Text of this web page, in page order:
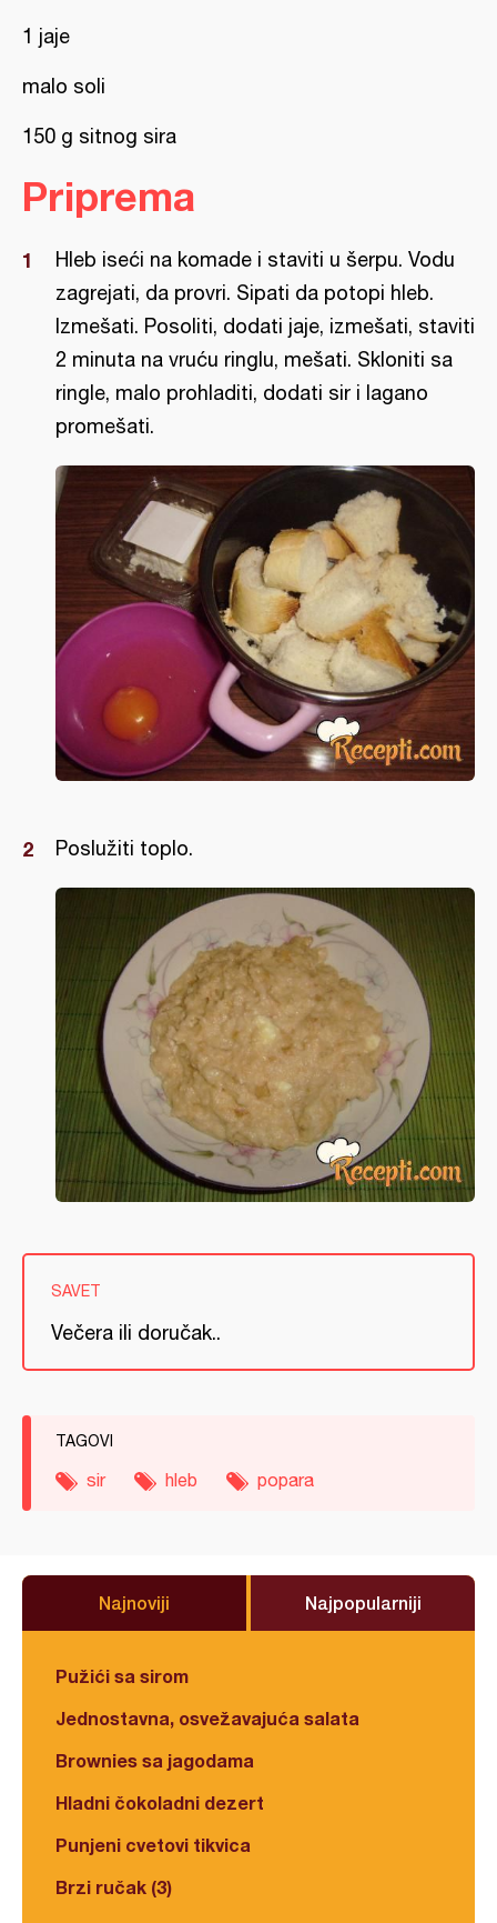
1 jaje
malo soli
150 g sitnog sira
Priprema
Hleb iseći na komade i staviti u šerpu. Vodu
zagrejati, da provri. Sipati da potopi hleb.
Izmešati. Posoliti, dodati jaje, izmešati, staviti
2 minuta na vruću ringlu, mešati. Skloniti sa
ringle, malo prohladiti, dodati sir i lagano
promešati.
Poslužiti toplo.
SAVET
Večera ili doručak..
TAGOVI
sir hleb popara
Najnoviji Najpopularniji
Pužići sa sirom
Jednostavna, osvežavajuća salata
Brownies sa jagodama
Hladni čokoladni dezert
Punjeni cvetovi tikvica
Brzi ručak (3)